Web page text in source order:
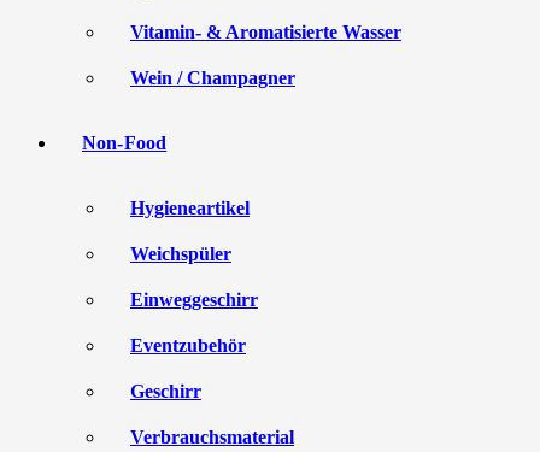
Vitamin- & Aromatisierte Wasser
Wein / Champagner
Non-Food
Hygieneartikel
Weichspüler
Einweggeschirr
Eventzubehör
Geschirr
Verbrauchsmaterial